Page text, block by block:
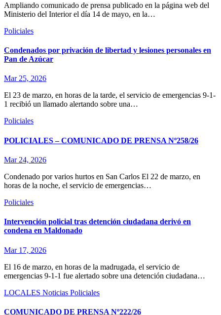
Ampliando comunicado de prensa publicado en la página web del
Ministerio del Interior el día 14 de mayo, en la…
Policiales
Condenados por privación de libertad y lesiones personales en
Pan de Azúcar
Mar 25, 2026
El 23 de marzo, en horas de la tarde, el servicio de emergencias 9-1-
1 recibió un llamado alertando sobre una…
Policiales
POLICIALES – COMUNICADO DE PRENSA Nº258/26
Mar 24, 2026
Condenado por varios hurtos en San Carlos El 22 de marzo, en
horas de la noche, el servicio de emergencias…
Policiales
Intervención policial tras detención ciudadana derivó en
condena en Maldonado
Mar 17, 2026
El 16 de marzo, en horas de la madrugada, el servicio de
emergencias 9-1-1 fue alertado sobre una detención ciudadana…
LOCALES Noticias Policiales
COMUNICADO DE PRENSA Nº222/26